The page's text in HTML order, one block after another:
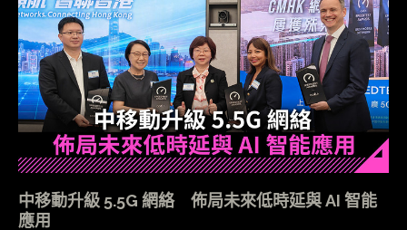
中移動升級 5.5G 網絡 佈局未來低時延與 AI 智能
應用